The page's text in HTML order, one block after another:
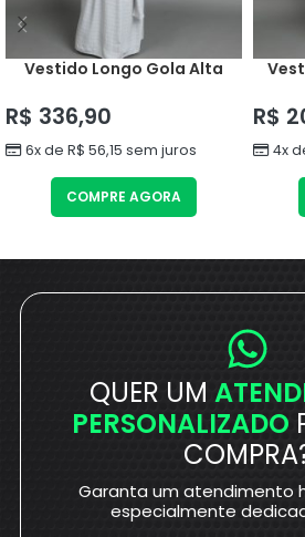
Vestido Longo Gola Alta
R$ 336,90
6x de R$ 56,15 sem juros
COMPRE AGORA
R$
4x
QUER UM
PERSONALIZADO
Garanta um atendimento
especialmente